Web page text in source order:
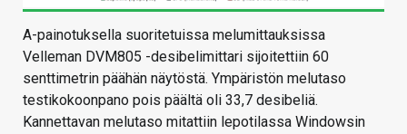
A-painotuksella suoritetuissa melumittauksissa
Velleman DVM805 -desibelimittari sijoitettiin 60
senttimetrin päähän näytöstä. Ympäristön melutaso
testikokoonpano pois päältä oli 33,7 desibeliä.
Kannettavan melutaso mitattiin lepotilassa Windowsin